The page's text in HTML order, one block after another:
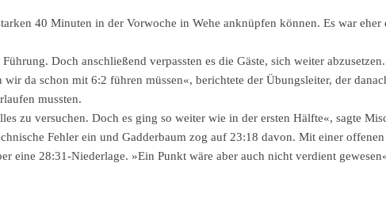
40 Minuten in der Vorwoche in Wehe anknüpfen können. Es war
Doch anschließend verpassten es die Gäste, sich weiter
da schon mit 6:2 führen müssen«, berichtete der Übungsleiter, der
mussten.
zu versuchen. Doch es ging so weiter wie in der ersten Hälfte«, sagte
Fehler ein und Gadderbaum zog auf 23:18 davon. Mit einer
eine 28:31-Niederlage. »Ein Punkt wäre aber auch nicht verdient